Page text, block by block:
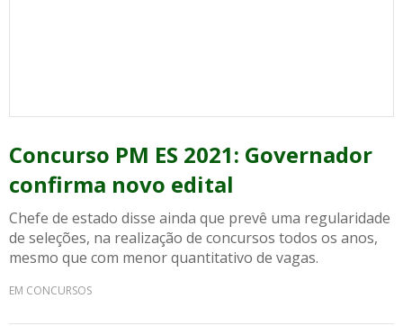
Concurso PM ES 2021: Governador
confirma novo edital
Chefe de estado disse ainda que prevê uma regularidade
de seleções, na realização de concursos todos os anos,
mesmo que com menor quantitativo de vagas.
EM CONCURSOS